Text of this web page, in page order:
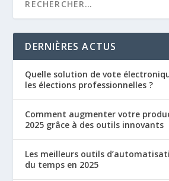
DERNIÈRES ACTUS
Quelle solution de vote
les élections professionnelles ?
Comment augmenter votre
2025 grâce à des outils innovants
Les meilleurs outils
du temps en 2025